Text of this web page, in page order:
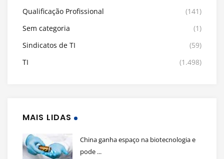
Qualificação Profissional
(141)
Sem categoria
(1)
Sindicatos de TI
(59)
TI
(1.498)
MAIS LIDAS
China ganha espaço na biotecnologia e
pode ...